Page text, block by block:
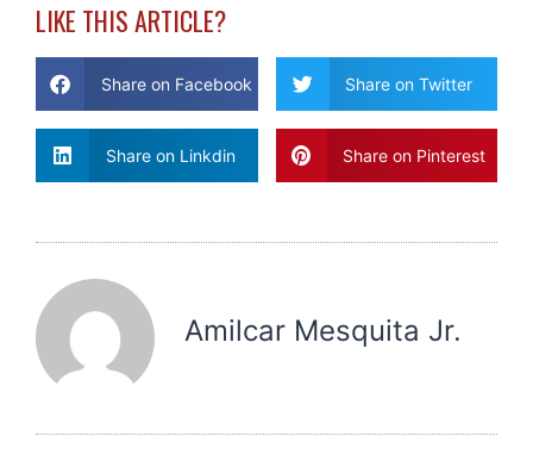
LIKE THIS ARTICLE?
Share on Facebook Share on Twitter
Share on Linkdin Share on Pinterest
Amilcar Mesquita Jr.